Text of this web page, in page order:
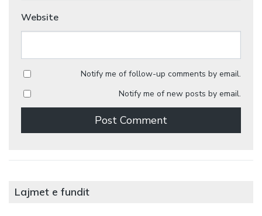
Website
Notify me of follow-up comments by email.
Notify me of new posts by email.
Lajmet e fundit